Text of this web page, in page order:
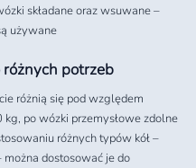
składane oraz wsuwane –
używane
potrzeb
różnią się pod względem
po wózki przemysłowe zdolne
różnych typów kół –
można dostosować je do